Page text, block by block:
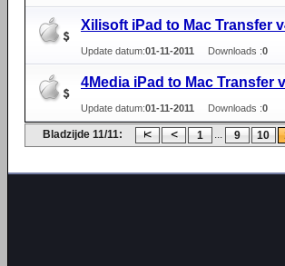
Xilisoft iPad to Mac Transfer
Update datum:01-11-2011 Downloads :0
4Media iPad to Mac Transfer
Update datum:01-11-2011 Downloads :0
Bladzijde 11/11: 1 ... 9 10